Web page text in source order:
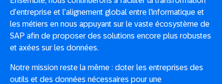
d’entreprise et l’alignement global entre l’informatique et
les métiers en nous appuyant sur le vaste écosystème de
SAP afin de proposer des solutions encore plus robustes
et axées sur les données.
Notre mission reste la même : doter les entreprises des
outils et des données nécessaires pour une